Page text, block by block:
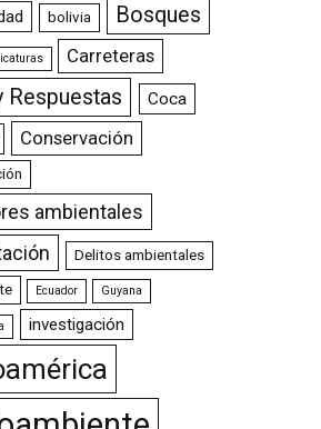
bolivia Bosques
Carreteras
Respuestas
Coca
Conservación
ambientales
Delitos ambientales
Ecuador Guyana
investigación